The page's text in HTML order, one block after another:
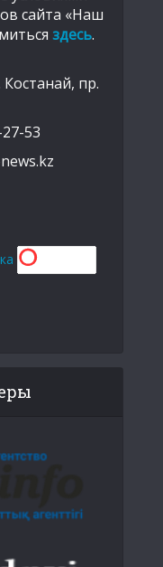
сайта «Наш
здесь.
Костанай, пр.
53